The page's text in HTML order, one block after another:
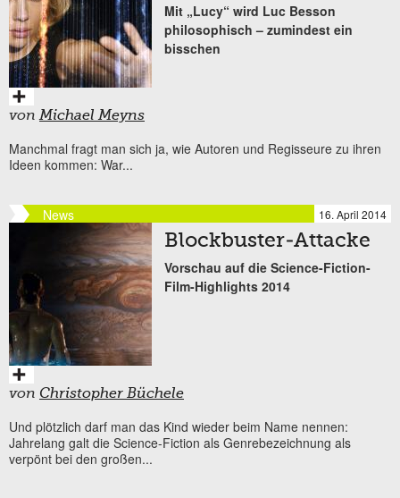
Mit „Lucy“ wird Luc Besson
philosophisch – zumindest ein
bisschen
vonMichael Meyns
Manchmal fragt man sich ja, wie Autoren und Regisseure zu ihren
Ideen kommen: War...
News 16. April 2014
Blockbuster-Attacke
Vorschau auf die Science-Fiction-
Film-Highlights 2014
von Christopher Büchele
Und plötzlich darf man das Kind wieder beim Name nennen:
Jahrelang galt die Science-Fiction als Genrebezeichnung als
verpönt bei den großen...